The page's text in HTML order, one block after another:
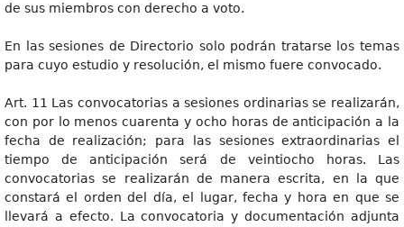
de sus miembros con derecho a voto.
En las sesiones de Directorio solo podrán tratarse los temas
para cuyo estudio y resolución, el mismo fuere convocado.
Art. 11 Las convocatorias a sesiones ordinarias se realizarán,
con por lo menos cuarenta y ocho horas de anticipación a la
fecha de realización; para las sesiones extraordinarias el
tiempo de anticipación será de veintiocho horas. Las
convocatorias se realizarán de manera escrita, en la que
constará el orden del día, el lugar, fecha y hora en que se
llevará a efecto. La convocatoria y documentación adjunta